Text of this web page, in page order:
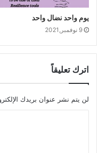
يوم واحد نضال واحد
9 نوفمبر,2021
اترك تعليقاً
لن يتم نشر عنوان بريدك